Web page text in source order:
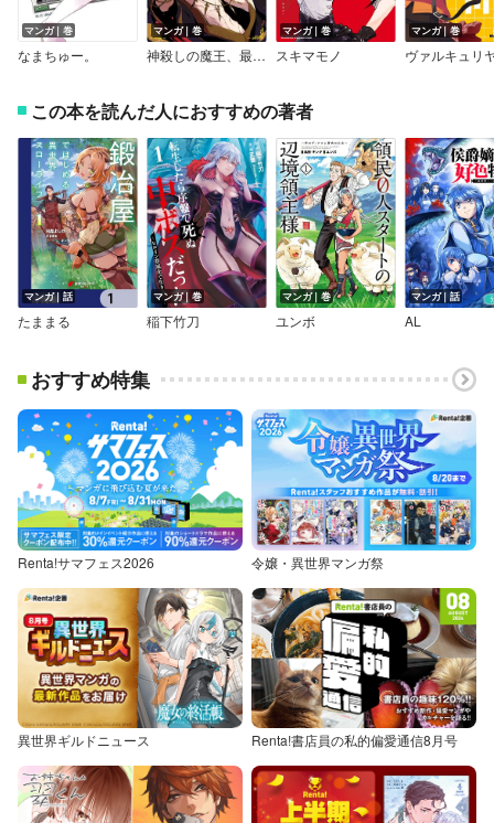
マンガ｜巻
なまちゅー。
マンガ｜巻
神殺しの魔王、最弱種族に転生し史上最強になる【デジタル版限定特典付き】
マンガ｜巻
スキマモノ
マンガ｜巻
この本を読んだ人におすすめの著者
マンガ｜話
たままる
マンガ｜巻
稲下竹刀
マンガ｜巻
ユンボ
マンガ｜話
AL
おすすめ特集
Renta!サマフェス2026 令嬢・異世界マンガ祭
異世界ギルドニュース Renta!書店員の私的偏愛通信8月号